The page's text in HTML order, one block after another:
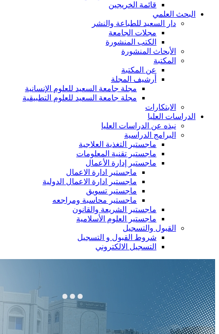
قائمة الخريجين
البحث العلمي
دار السعيد للطباعة والنشر
مجلات الجامعة
الكتب المنشورة
الأبحاث المنشورة
المكتبة
عن المكتبة
أرشيف المجلة
مجلة جامعة السعيد للعلوم الإنسانية
مجلة جامعة السعيد للعلوم التطبيقية
الابتكارات
الدراسات العليا
نبذه عن الدراسات العليا
البرامج الدراسية
ماجستير التغذية العلاجية
ماجستير تقنية المعلومات
ماجستير إدارة الأعمال
ماجستير ادارة الاعمال
ماجستير ادارة الاعمال الدولية
ماجستير تسويق
ماجستير محاسبة ومراجعه
ماجستير الشريعة والقانون
ماجستير العلوم الأسلامية
القبول والتسجيل
شروط القبول و التسجيل
التسجيل الالكتروني